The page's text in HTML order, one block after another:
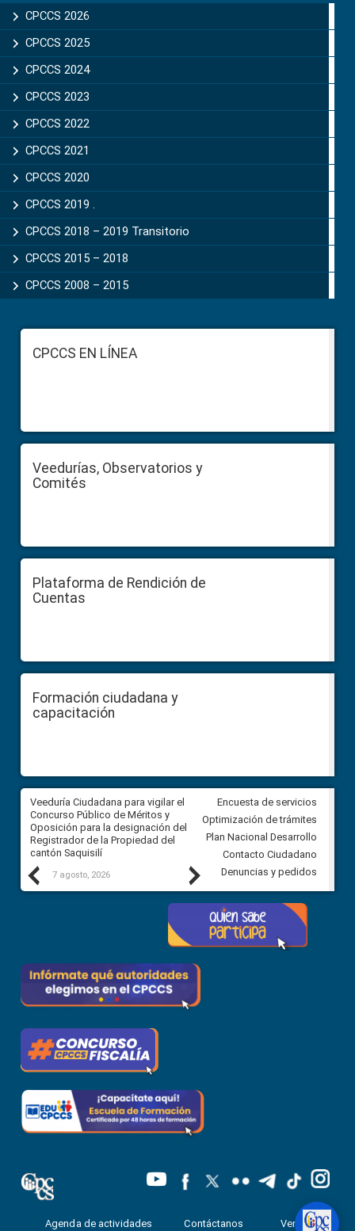
Sidebar
CPCCS 2026
CPCCS 2025
CPCCS 2024
CPCCS 2023
CPCCS 2022
CPCCS 2021
CPCCS 2020
CPCCS 2019 .
CPCCS 2018 – 2019 Transitorio
CPCCS 2015 – 2018
CPCCS 2008 – 2015
FooterCPCCS EN LÍNEA
Veedurías, Observatorios y
Comités
Plataforma de Rendición de
Cuentas
Formación ciudadana y
capacitación
Previous
Veeduría Ciudadana para vigilar el
Concurso Público de Méritos y
Oposición para la designación del
Registrador de la Propiedad del
cantón Saquisilí
7 agosto, 2026
Veeduría Ciudadana para
construcción del asfaltado de
Ballenita del cantón Santa
7 agosto, 2026
Next
Encuesta de servicios
Optimización de trámites
Plan Nacional Desarrollo
Contacto Ciudadano
Denuncias y pedidos
Agenda de actividades Contáctanos Ventanilla